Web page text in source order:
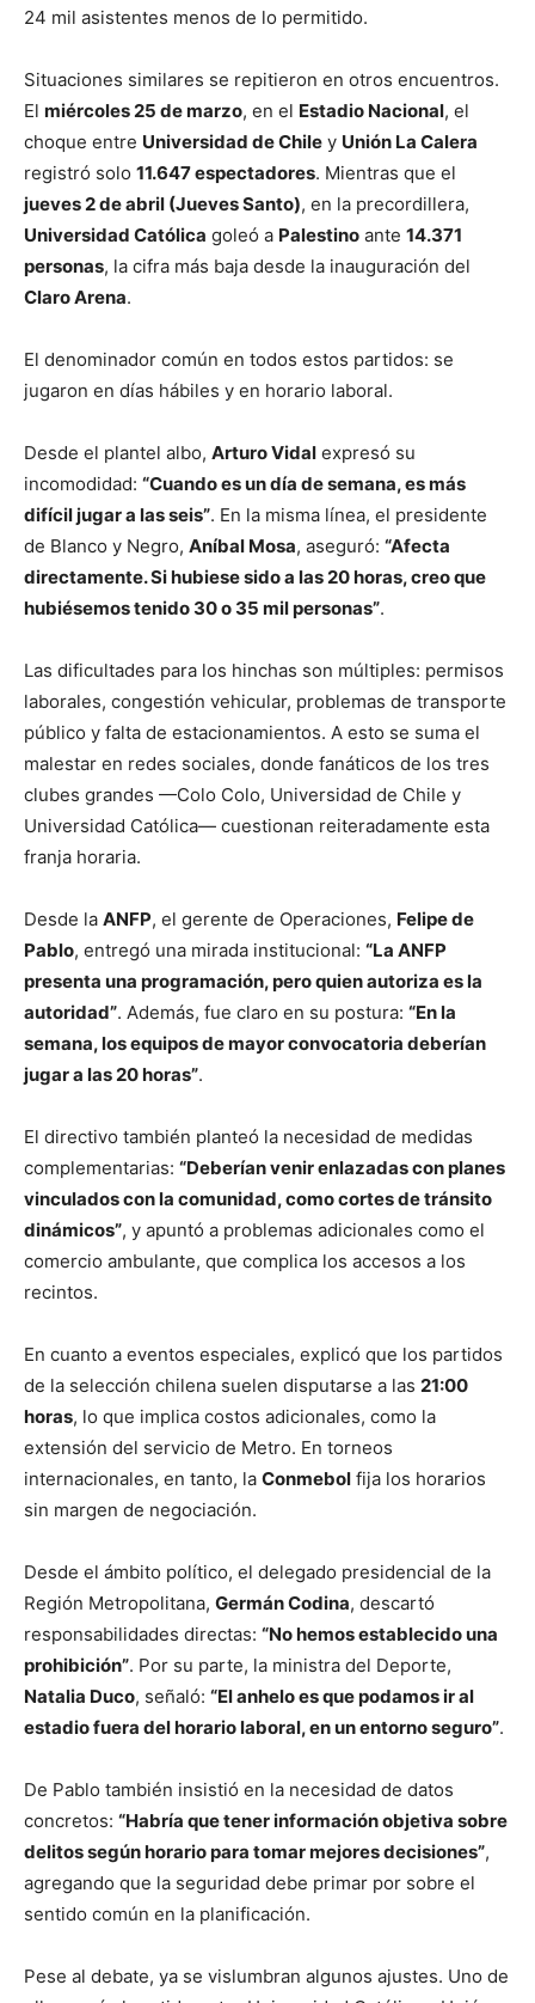
24 mil asistentes menos de lo permitido.
Situaciones similares se repitieron en otros encuentros.
El miércoles 25 de marzo, en el Estadio Nacional, el
choque entre Universidad de Chile y Unión La Calera
registró solo 11.647 espectadores. Mientras que el
jueves 2 de abril (Jueves Santo), en la precordillera,
Universidad Católica goleó a Palestino ante 14.371
personas, la cifra más baja desde la inauguración del
Claro Arena.
El denominador común en todos estos partidos: se
jugaron en días hábiles y en horario laboral.
Desde el plantel albo, Arturo Vidal expresó su
incomodidad: “Cuando es un día de semana, es más
difícil jugar a las seis”. En la misma línea, el presidente
de Blanco y Negro, Aníbal Mosa, aseguró: “Afecta
directamente. Si hubiese sido a las 20 horas, creo que
hubiésemos tenido 30 o 35 mil personas”.
Las dificultades para los hinchas son múltiples: permisos
laborales, congestión vehicular, problemas de transporte
público y falta de estacionamientos. A esto se suma el
malestar en redes sociales, donde fanáticos de los tres
clubes grandes —Colo Colo, Universidad de Chile y
Universidad Católica— cuestionan reiteradamente esta
franja horaria.
Desde la ANFP, el gerente de Operaciones, Felipe de
Pablo, entregó una mirada institucional: “La ANFP
presenta una programación, pero quien autoriza es la
autoridad”. Además, fue claro en su postura: “En la
semana, los equipos de mayor convocatoria deberían
jugar a las 20 horas”.
El directivo también planteó la necesidad de medidas
complementarias: “Deberían venir enlazadas con planes
vinculados con la comunidad, como cortes de tránsito
dinámicos”, y apuntó a problemas adicionales como el
comercio ambulante, que complica los accesos a los
recintos.
En cuanto a eventos especiales, explicó que los partidos
de la selección chilena suelen disputarse a las 21:00
horas, lo que implica costos adicionales, como la
extensión del servicio de Metro. En torneos
internacionales, en tanto, la Conmebol fija los horarios
sin margen de negociación.
Desde el ámbito político, el delegado presidencial de la
Región Metropolitana, Germán Codina, descartó
responsabilidades directas: “No hemos establecido una
prohibición”. Por su parte, la ministra del Deporte,
Natalia Duco, señaló: “El anhelo es que podamos ir al
estadio fuera del horario laboral, en un entorno seguro”.
De Pablo también insistió en la necesidad de datos
concretos: “Habría que tener información objetiva sobre
delitos según horario para tomar mejores decisiones”,
agregando que la seguridad debe primar por sobre el
sentido común en la planificación.
Pese al debate, ya se vislumbran algunos ajustes. Uno de